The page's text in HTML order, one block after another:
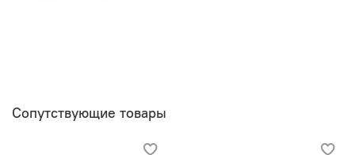
Сопутствующие товары